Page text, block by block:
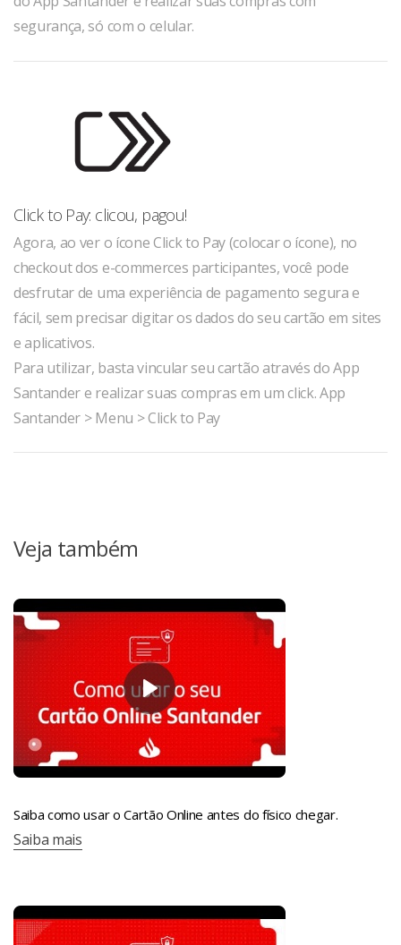
segurança, só com o celular.
Click to Pay: clicou, pagou!
Agora, ao ver o ícone Click to Pay (colocar o ícone), no
checkout dos e-commerces participantes, você pode
desfrutar de uma experiência de pagamento segura e
fácil, sem precisar digitar os dados do seu cartão em sites
e aplicativos.
Para utilizar, basta vincular seu cartão através do App
Santander e realizar suas compras em um click. App
Santander > Menu > Click to Pay
Veja também
Saiba como usar o Cartão Online antes do físico chegar.
Saiba mais